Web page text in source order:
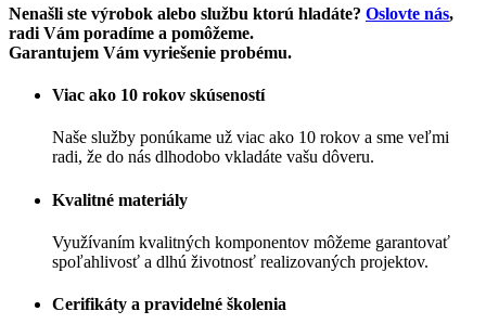
Nenašli ste výrobok alebo službu ktorú hladáte? Oslovte nás,
radi Vám poradíme a pomôžeme.
Garantujem Vám vyriešenie probému.
Viac ako 10 rokov skúseností
Naše služby ponúkame už viac ako 10 rokov a sme veľmi
radi, že do nás dlhodobo vkladáte vašu dôveru.
Kvalitné materiály
Využívaním kvalitných komponentov môžeme garantovať
spoľahlivosť a dlhú životnosť realizovaných projektov.
Cerifikáty a pravidelné školenia